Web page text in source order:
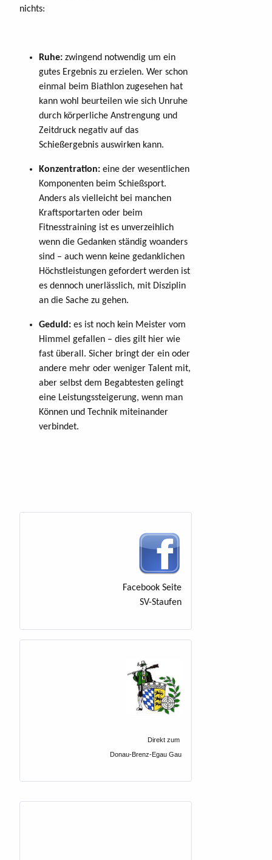
nichts:
Ruhe: zwingend notwendig um ein
gutes Ergebnis zu erzielen. Wer schon
einmal beim Biathlon zugesehen hat
kann wohl beurteilen wie sich Unruhe
durch körperliche Anstrengung und
Zeitdruck negativ auf das
Schießergebnis auswirken kann.
Konzentration: eine der wesentlichen
Komponenten beim Schießsport.
Anders als vielleicht bei manchen
Kraftsportarten oder beim
Fitnesstraining ist es unverzeihlich
wenn die Gedanken ständig woanders
sind – auch wenn keine gedanklichen
Höchstleistungen gefordert werden ist
es dennoch unerlässlich, mit Disziplin
an die Sache zu gehen.
Geduld: es ist noch kein Meister vom
Himmel gefallen – dies gilt hier wie
fast überall. Sicher bringt der ein oder
andere mehr oder weniger Talent mit,
aber selbst dem Begabtesten gelingt
eine Leistungssteigerung, wenn man
Können und Technik miteinander
verbindet.
Facebook Seite
SV-Staufen
Direkt zum
Donau-Brenz-Egau Gau